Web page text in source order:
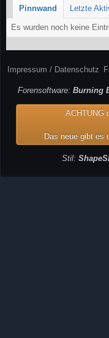
Pinnwand Letzte
Es wurden noch keine
Impressum / Datenschutz
Forensoftware: Burning
ACHTUNG
Das neue gibt es
Stil: